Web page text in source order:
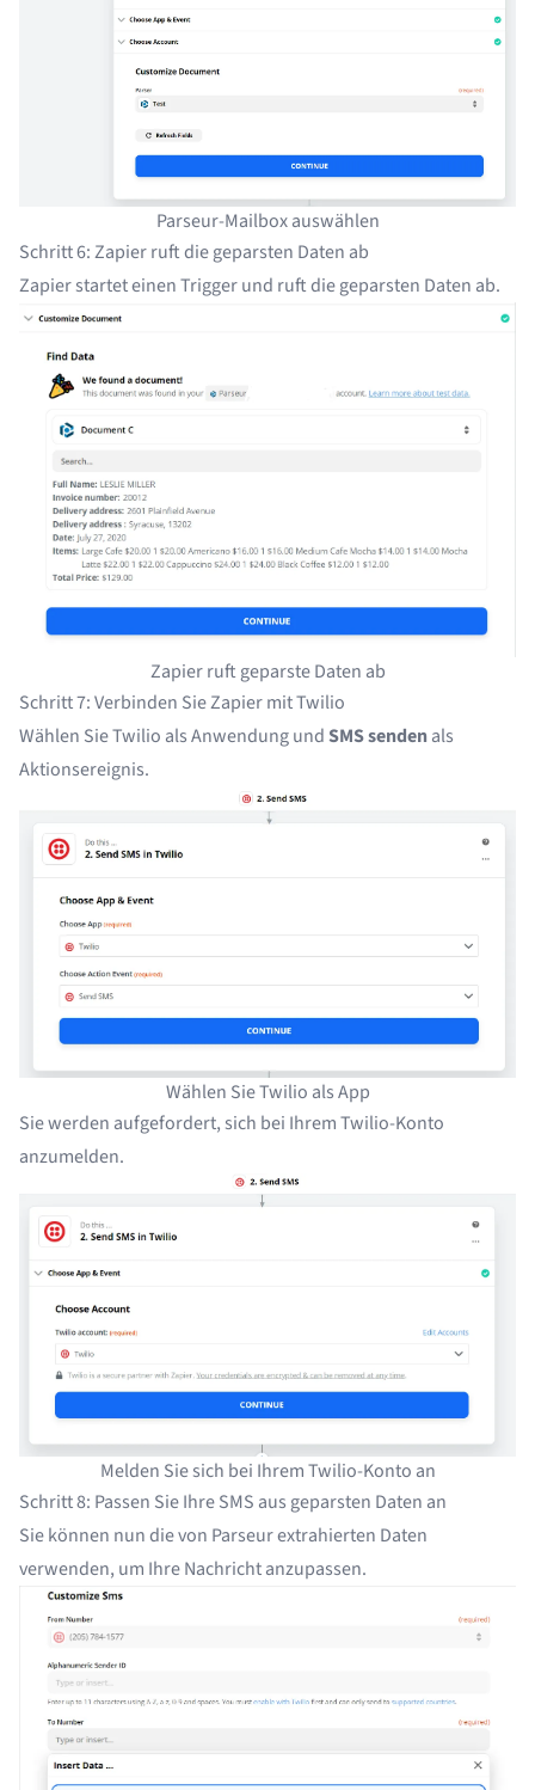
Parseur-Mailbox auswählen
Schritt 6: Zapier ruft die geparsten Daten ab
Zapier startet einen Trigger und ruft die geparsten Daten ab.
Zapier ruft geparste Daten ab
Schritt 7: Verbinden Sie Zapier mit Twilio
Wählen Sie Twilio als Anwendung undSMS sendenals
Aktionsereignis.
Wählen Sie Twilio als App
Sie werden aufgefordert, sich bei Ihrem Twilio-Konto
anzumelden.
Melden Sie sich bei Ihrem Twilio-Konto an
Schritt 8: Passen Sie Ihre SMS aus geparsten Daten an
Sie können nun die von Parseur extrahierten Daten
verwenden, um Ihre Nachricht anzupassen.